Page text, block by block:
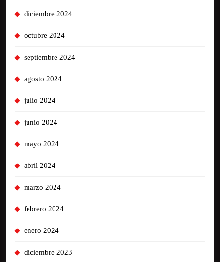
diciembre 2024
octubre 2024
septiembre 2024
agosto 2024
julio 2024
junio 2024
mayo 2024
abril 2024
marzo 2024
febrero 2024
enero 2024
diciembre 2023